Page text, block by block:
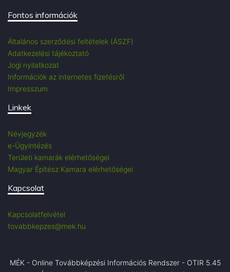
Fontos információk
Általános szerződési feltételek (ÁSZF)
Adatkezelési tájékoztató
Jogi nyilatkozat
Információk az internetes fizetésről
Impresszum
Linkek
Névjegyzék
e-Ügyintézés
Területi kamarák elérhetőségei
Magyar Építész Kamara elérhetőségei
Kapcsolat
Kapcsolatfelvétel
tovabbkepzes@mek.hu
MÉK - Online Továbbképzési Információs Rendszer - OTIR 5.45